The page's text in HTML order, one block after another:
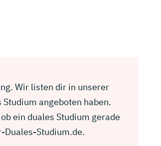
Wir listen dir in unserer
angeboten haben.
ein duales Studium gerade
Duales-Studium.de.